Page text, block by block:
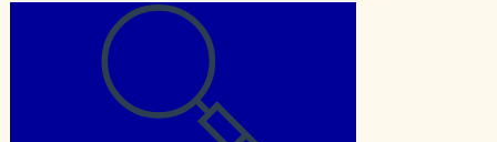
durchsuchen